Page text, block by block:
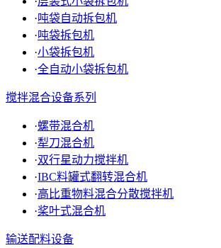
·吨袋自动拆包机
·吨袋拆包机
·小袋拆包机
·全自动小袋拆包机
搅拌混合设备系列
·螺带混合机
·犁刀混合机
·双行星动力搅拌机
·IBC料罐式翻转混合机
·高比重物料混合分散搅拌机
·桨叶式混合机
输送配料设备